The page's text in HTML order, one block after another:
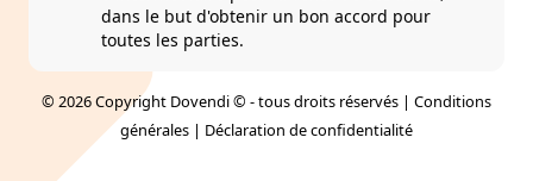
dans le but d'obtenir un bon accord pour
toutes les parties.
© 2026 Copyright Dovendi © - tous droits réservés | Conditions
générales | Déclaration de confidentialité